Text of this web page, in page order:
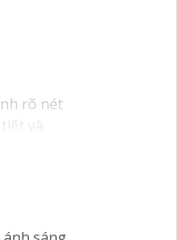
rõ nét
và
điều